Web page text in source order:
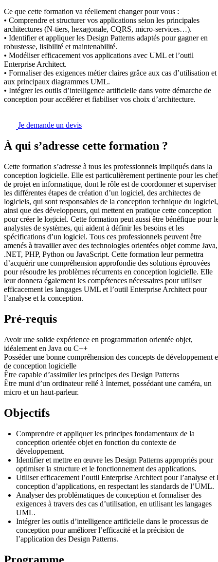
Ce que cette formation va réellement changer pour vous :
• Comprendre et structurer vos applications selon les principales
architectures (N-tiers, hexagonale, CQRS, micro-services…).
• Identifier et appliquer les Design Patterns adaptés pour gagner en
robustesse, lisibilité et maintenabilité.
• Modéliser efficacement vos applications avec UML et l’outil
Enterprise Architect.
• Formaliser des exigences métier claires grâce aux cas d’utilisation et
aux principaux diagrammes UML.
• Intégrer les outils d’intelligence artificielle dans votre démarche de
conception pour accélérer et fiabiliser vos choix d’architecture.
Je demande un devis
À qui s’adresse cette formation ?
Cette formation s’adresse à tous les professionnels impliqués dans la
conception logicielle. Elle est particulièrement pertinente pour les
de projet en informatique, dont le rôle est de coordonner et superviser
les différentes étapes de création d’un logiciel, des architectes de
logiciels, qui sont responsables de la conception technique du logiciel,
ainsi que des développeurs, qui mettent en pratique cette conception
pour créer le logiciel. Cette formation peut aussi être bénéfique pour
analystes de systèmes, qui aident à définir les besoins et les
spécifications d’un logiciel. Tous ces professionnels peuvent être
amenés à travailler avec des technologies orientées objet comme Java,
.NET, PHP, Python ou JavaScript. Cette formation leur permettra
d’acquérir une compréhension approfondie des solutions éprouvées
pour résoudre les problèmes récurrents en conception logicielle. Elle
leur donnera également les compétences nécessaires pour utiliser
efficacement les langages UML et l’outil Enterprise Architect pour
l’analyse et la conception.
Pré-requis
Avoir une solide expérience en programmation orientée objet,
idéalement en Java ou C++
Posséder une bonne compréhension des concepts de développement
de conception logicielle
Être capable d’assimiler les principes des Design Patterns
Être muni d’un ordinateur relié à Internet, possédant une caméra, un
micro et un haut-parleur.
Objectifs
Comprendre et appliquer les principes fondamentaux de la
conception orientée objet en fonction du contexte de
développement.
Identifier et mettre en œuvre les Design Patterns appropriés pour
optimiser la structure et le fonctionnement des applications.
Utiliser efficacement l’outil Enterprise Architect pour l’analyse et
conception d’applications, en respectant les standards de l’UML.
Analyser des problématiques de conception et formaliser des
exigences à travers des cas d’utilisation, en utilisant les langages
UML.
Intégrer les outils d’intelligence artificielle dans le processus de
conception pour améliorer l’efficacité et la précision de
l’application des Design Patterns.
Programme